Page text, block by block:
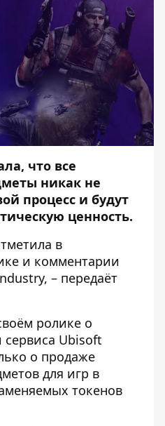
что все
никак не
процесс и будут
ценность.
в
и комментарии
, – передаёт
ролике о
сервиса Ubisoft
о продаже
для игр в
токенов